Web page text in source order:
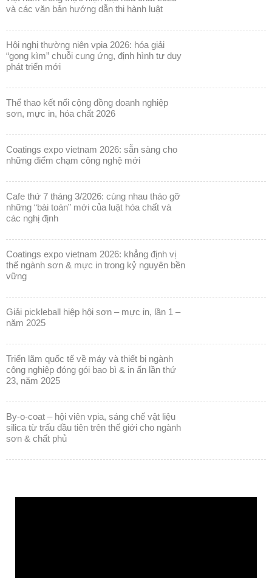
và các văn bản hướng dẫn thi hành luật
hội nghị thường niên vpia 2026: hóa giải
“gọng kìm” chuỗi cung ứng, định hình tư duy
phát triển mới
thể thao kết nối cộng đồng doanh nghiệp
sơn, mực in, hóa chất 2026
coatings expo vietnam 2026: sẵn sàng cho
những điểm chạm công nghệ mới
cafe thứ 7 tháng 3/2026: cùng nhau tháo gỡ
những “bài toán” mới của luật hóa chất và
các nghị định
coatings expo vietnam 2026: khẳng định vị
thế ngành sơn & mực in trong kỷ nguyên bền
vững
giải pickleball hiệp hội sơn – mực in, lần 1 –
năm 2025
triển lãm quốc tế về máy và thiết bị ngành
công nghiệp đóng gói bao bì & in ấn lần thứ
23, năm 2025
by-o-coat – hội viên vpia, sáng chế vật liệu
silica từ trấu đầu tiên trên thế giới cho ngành
sơn & chất phủ